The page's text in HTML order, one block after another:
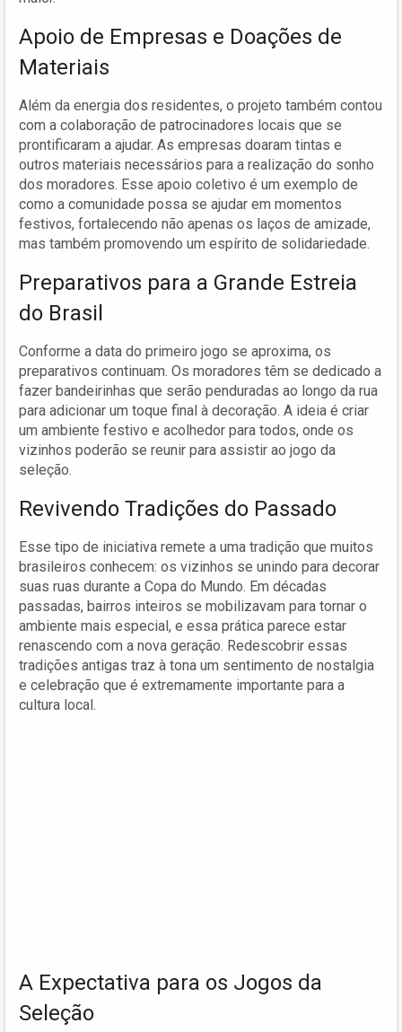
Apoio de Empresas e Doações de
Materiais
Além da energia dos residentes, o projeto também contou
com a colaboração de patrocinadores locais que se
prontificaram a ajudar. As empresas doaram tintas e
outros materiais necessários para a realização do sonho
dos moradores. Esse apoio coletivo é um exemplo de
como a comunidade possa se ajudar em momentos
festivos, fortalecendo não apenas os laços de amizade,
mas também promovendo um espírito de solidariedade.
Preparativos para a Grande Estreia
do Brasil
Conforme a data do primeiro jogo se aproxima, os
preparativos continuam. Os moradores têm se dedicado a
fazer bandeirinhas que serão penduradas ao longo da rua
para adicionar um toque final à decoração. A ideia é criar
um ambiente festivo e acolhedor para todos, onde os
vizinhos poderão se reunir para assistir ao jogo da
seleção.
Revivendo Tradições do Passado
Esse tipo de iniciativa remete a uma tradição que muitos
brasileiros conhecem: os vizinhos se unindo para decorar
suas ruas durante a Copa do Mundo. Em décadas
passadas, bairros inteiros se mobilizavam para tornar o
ambiente mais especial, e essa prática parece estar
renascendo com a nova geração. Redescobrir essas
tradições antigas traz à tona um sentimento de nostalgia
e celebração que é extremamente importante para a
cultura local.
A Expectativa para os Jogos da
Seleção